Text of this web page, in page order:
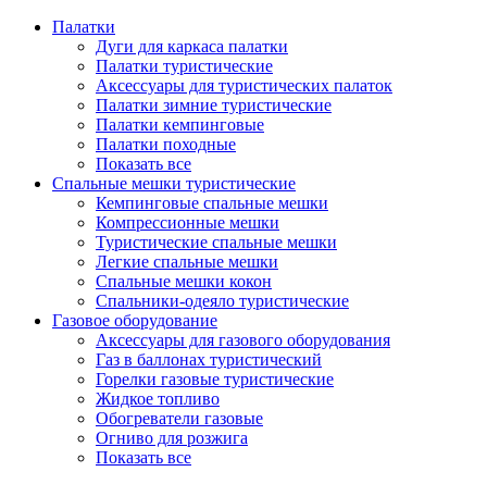
Палатки
Дуги для каркаса палатки
Палатки туристические
Аксессуары для туристических палаток
Палатки зимние туристические
Палатки кемпинговые
Палатки походные
Показать все
Спальные мешки туристические
Кемпинговые спальные мешки
Компрессионные мешки
Туристические спальные мешки
Легкие спальные мешки
Спальные мешки кокон
Спальники-одеяло туристические
Газовое оборудование
Аксессуары для газового оборудования
Газ в баллонах туристический
Горелки газовые туристические
Жидкое топливо
Обогреватели газовые
Огниво для розжига
Показать все